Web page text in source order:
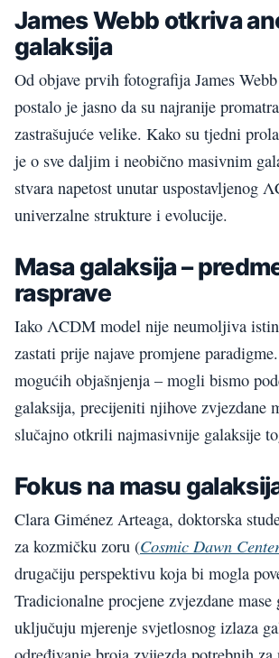
James Webb otkriva
galaksija
Od objave prvih fotografija James
postalo je jasno da su najranije
zastrašujuće velike. Kako su tjedni
je o sve daljim i neobično masivnim
stvara napetost unutar uspostavljenog
univerzalne strukture i evolucije.
Masa galaksija –
rasprave
Iako ΛCDM model nije neumoljiva
zastati prije najave promjene
mogućih objašnjenja – mogli bismo
galaksija, precijeniti njihove zvjezdane
slučajno otkrili najmasivnije galaksije
Fokus na masu
Clara Giménez Arteaga, doktorska
za kozmičku zoru (Cosmic Dawn
drugačiju perspektivu koja bi mogla
Tradicionalne procjene zvjezdane mase
uključuju mjerenje svjetlosnog izlaza